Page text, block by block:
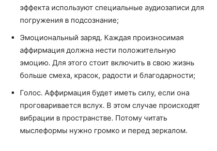
Предыдущая статья
Какие существуют способы
реставрации зубов?
Следующая статья
Проблемы в сексе и почему
они появляются
Юлия